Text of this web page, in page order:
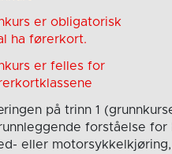
er obligatorisk
ha førerkort.
er felles for
på trinn 1
forståelse for
eller